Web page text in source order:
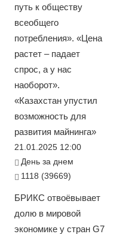
путь к обществу
всеобщего
потребления». «Цена
растет – падает
спрос, а у нас
наоборот».
«Казахстан упустил
возможность для
развития майнинга»
21.01.2025 12:00
День за днем
1118 (39669)
БРИКС отвоёвывает
долю в мировой
экономике у стран G7